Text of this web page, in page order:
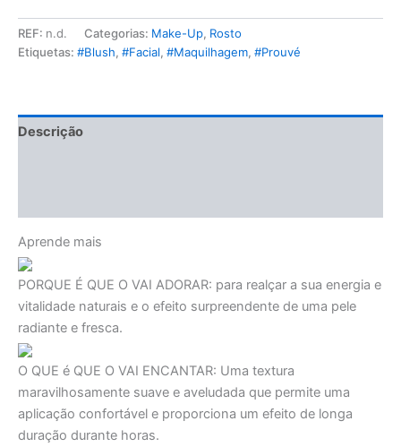
REF: n.d. Categorias: Make-Up, Rosto
Etiquetas: #Blush, #Facial, #Maquilhagem, #Prouvé
Descrição
Aprende mais
PORQUE É QUE O VAI ADORAR: para realçar a sua energia e
vitalidade naturais e o efeito surpreendente de uma pele
radiante e fresca.
O QUE é QUE O VAI ENCANTAR: Uma textura
maravilhosamente suave e aveludada que permite uma
aplicação confortável e proporciona um efeito de longa
duração durante horas.